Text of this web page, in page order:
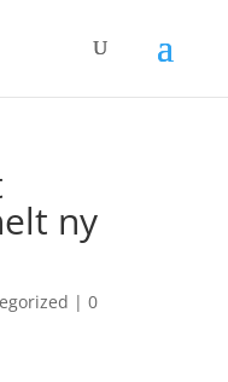
ny
| 0